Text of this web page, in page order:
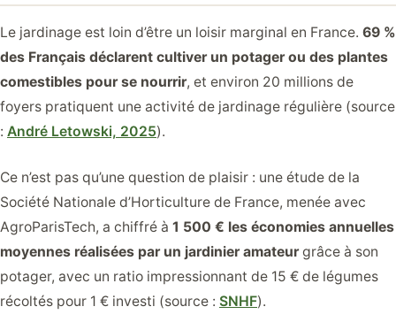
Le jardinage est loin d’être un loisir marginal en France. 69 %
des Français déclarent cultiver un potager ou des plantes
comestibles pour se nourrir, et environ 20 millions de
foyers pratiquent une activité de jardinage régulière (source
: André Letowski, 2025).
Ce n’est pas qu’une question de plaisir : une étude de la
Société Nationale d’Horticulture de France, menée avec
AgroParisTech, a chiffré à 1 500 € les économies annuelles
moyennes réalisées par un jardinier amateurgrâce à son
potager, avec un ratio impressionnant de 15 € de légumes
récoltés pour 1 € investi (source : SNHF).